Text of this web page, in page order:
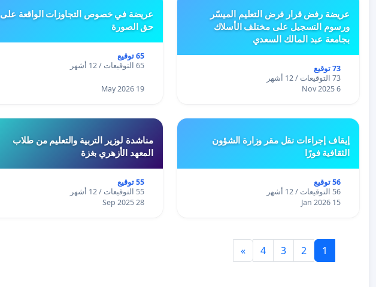
عريضة رفض قرار فرض التعليم الميسّر
ورسوم التسجيل على مختلف الأسلاك
بجامعة عبد المالك السعدي
73 توقيع
73 التوقيعات / 12 أشهر
6 Nov 2025
عريضة في خصوص التجاوزات الواقعة على
حق الصورة
65 توقيع
65 التوقيعات / 12 أشهر
19 May 2026
إيقاف إجراءات نقل مقر وزارة الشؤون
الثقافية فورًا
56 توقيع
56 التوقيعات / 12 أشهر
15 Jan 2026
مناشدة لوزير التربية والتعليم من طلاب
المعهد الأزهري بغزة
55 توقيع
55 التوقيعات / 12 أشهر
28 Sep 2025
1
2
3
4
»